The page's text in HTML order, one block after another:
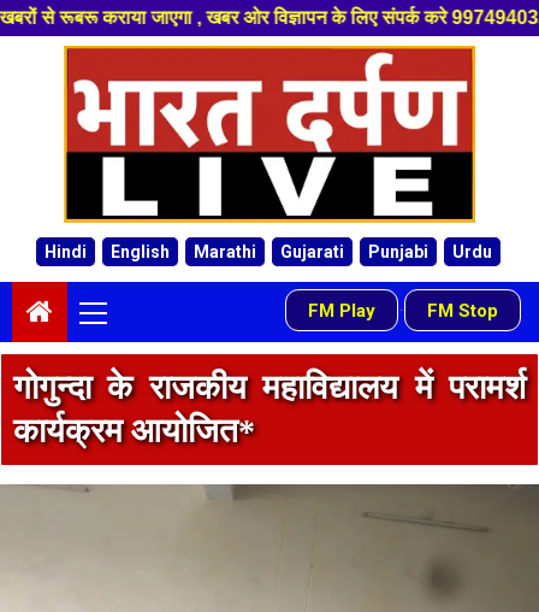
ओर विज्ञापन के लिए संपर्क करे 9974940324 8955950335 ,हमारे
Hindi English Marathi Gujarati Punjabi Urdu
Menu
FM Play - FM Stop
गोगुन्दा के राजकीय महाविद्यालय में परामर्श
कार्यक्रम आयोजित*